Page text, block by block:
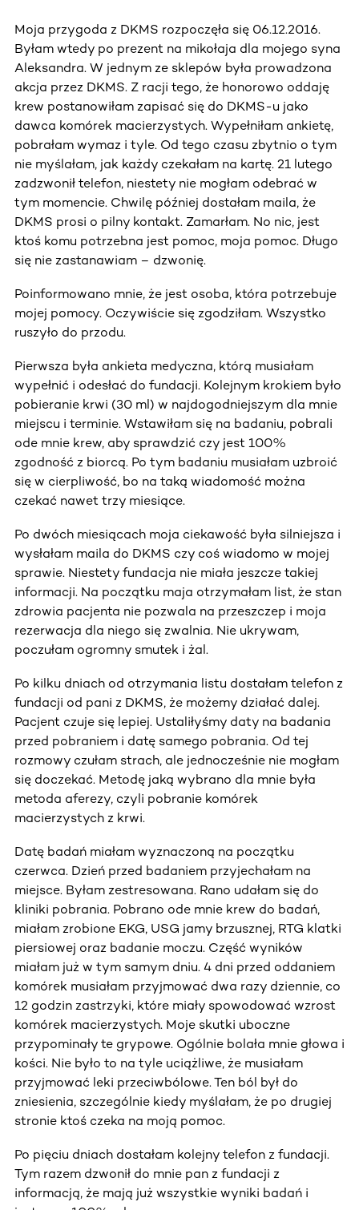
Moja przygoda z DKMS rozpoczęła się 06.12.2016.
Byłam wtedy po prezent na mikołaja dla mojego syna
Aleksandra. W jednym ze sklepów była prowadzona
akcja przez DKMS. Z racji tego, że honorowo oddaję
krew postanowiłam zapisać się do DKMS-u jako
dawca komórek macierzystych. Wypełniłam ankietę,
pobrałam wymaz i tyle. Od tego czasu zbytnio o tym
nie myślałam, jak każdy czekałam na kartę. 21 lutego
zadzwonił telefon, niestety nie mogłam odebrać w
tym momencie. Chwilę później dostałam maila, że
DKMS prosi o pilny kontakt. Zamarłam. No nic, jest
ktoś komu potrzebna jest pomoc, moja pomoc. Długo
się nie zastanawiam – dzwonię.
Poinformowano mnie, że jest osoba, która potrzebuje
mojej pomocy. Oczywiście się zgodziłam. Wszystko
ruszyło do przodu.
Pierwsza była ankieta medyczna, którą musiałam
wypełnić i odesłać do fundacji. Kolejnym krokiem było
pobieranie krwi (30 ml) w najdogodniejszym dla mnie
miejscu i terminie. Wstawiłam się na badaniu, pobrali
ode mnie krew, aby sprawdzić czy jest 100%
zgodność z biorcą. Po tym badaniu musiałam uzbroić
się w cierpliwość, bo na taką wiadomość można
czekać nawet trzy miesiące.
Po dwóch miesiącach moja ciekawość była silniejsza i
wysłałam maila do DKMS czy coś wiadomo w mojej
sprawie. Niestety fundacja nie miała jeszcze takiej
informacji. Na początku maja otrzymałam list, że stan
zdrowia pacjenta nie pozwala na przeszczep i moja
rezerwacja dla niego się zwalnia. Nie ukrywam,
poczułam ogromny smutek i żal.
Po kilku dniach od otrzymania listu dostałam telefon z
fundacji od pani z DKMS, że możemy działać dalej.
Pacjent czuje się lepiej. Ustaliłyśmy daty na badania
przed pobraniem i datę samego pobrania. Od tej
rozmowy czułam strach, ale jednocześnie nie mogłam
się doczekać. Metodę jaką wybrano dla mnie była
metoda aferezy, czyli pobranie komórek
macierzystych z krwi.
Datę badań miałam wyznaczoną na początku
czerwca. Dzień przed badaniem przyjechałam na
miejsce. Byłam zestresowana. Rano udałam się do
kliniki pobrania. Pobrano ode mnie krew do badań,
miałam zrobione EKG, USG jamy brzusznej, RTG klatki
piersiowej oraz badanie moczu. Część wyników
miałam już w tym samym dniu. 4 dni przed oddaniem
komórek musiałam przyjmować dwa razy dziennie, co
12 godzin zastrzyki, które miały spowodować wzrost
komórek macierzystych. Moje skutki uboczne
przypominały te grypowe. Ogólnie bolała mnie głowa i
kości. Nie było to na tyle uciążliwe, że musiałam
przyjmować leki przeciwbólowe. Ten ból był do
zniesienia, szczególnie kiedy myślałam, że po drugiej
stronie ktoś czeka na moją pomoc.
Po pięciu dniach dostałam kolejny telefon z fundacji.
Tym razem dzwonił do mnie pan z fundacji z
informacją, że mają już wszystkie wyniki badań i